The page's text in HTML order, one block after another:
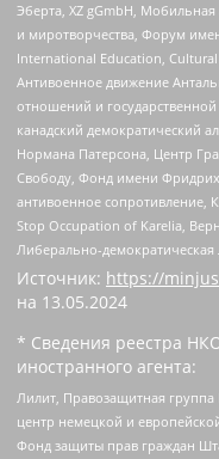
Эберта, XZ gGmbH,
и миротворчества, Форум
International Education,
Антивоенное движение
отношений и
канадский демократический
Нормана Патерсона, Центр
Свободу, Фонд имени
антивоенное сопротивление,
Stop Occupation of Karelia,
Либерально-
Источник: https://
на 13.05.2024
* Сведения реестра
иностранного агента:
Лилит, Правозащитная
центр немецкой и
Фонд защиты прав граждан